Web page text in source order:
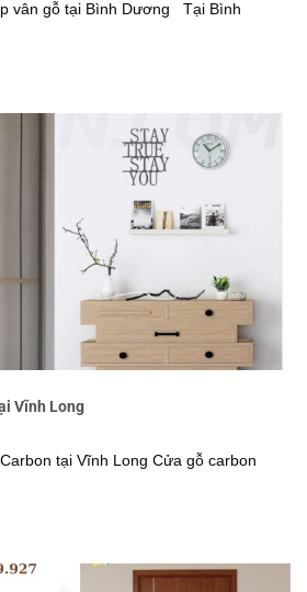
vân gỗ tại Bình Dương Tại Bình
Vĩnh Long
tại Vĩnh Long Cửa gỗ carbon